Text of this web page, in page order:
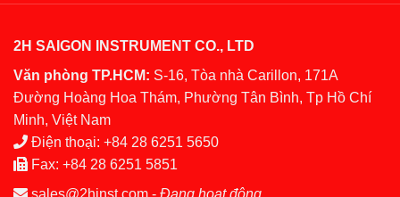
2H SAIGON INSTRUMENT CO., LTD
Văn phòng TP.HCM: S-16, Tòa nhà Carillon, 171A
Đường Hoàng Hoa Thám, Phường Tân Bình, Tp Hồ Chí
Minh, Việt Nam
Điện thoại: +84 28 6251 5650
Fax: +84 28 6251 5851